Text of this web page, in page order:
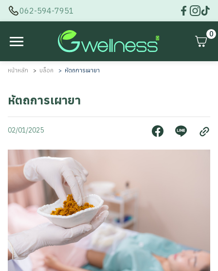
062-594-7951
0
หน้าหลัก บล็อค หัตถการเผายา
หัตถการเผายา
02/01/2025